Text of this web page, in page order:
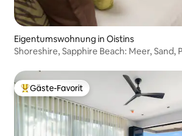
Eigentumswohnung in Oistins
Shoreshire, Sapphire Beach: Meer, Sand,
Beliebter Gäste-Favorit.
Gäste-Favorit